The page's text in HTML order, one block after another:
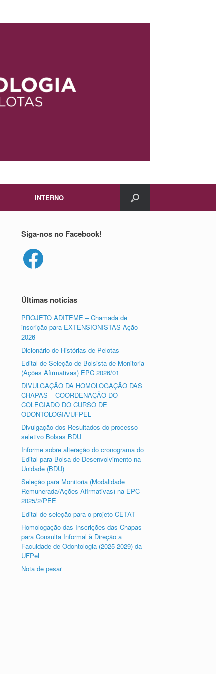
INTERNO
Siga-nos no Facebook!
Facebook
Últimas notícias
PROJETO ADITEME – Chamada de
inscrição para EXTENSIONISTAS Ação
2026
Dicionário de Histórias de Pelotas
Edital de Seleção de Bolsista de Monitoria
(Ações Afirmativas) EPC 2026/01
DIVULGAÇÃO DA HOMOLOGAÇÃO DAS
CHAPAS – COORDENAÇÃO DO
COLEGIADO DO CURSO DE
ODONTOLOGIA/UFPEL
Divulgação dos Resultados do processo
seletivo Bolsas BDU
Informe sobre alteração do cronograma do
Edital para Bolsa de Desenvolvimento na
Unidade (BDU)
Seleção para Monitoria (Modalidade
Remunerada/Ações Afirmativas) na EPC
2025/2/PEE
Edital de seleção para o projeto CETAT
Homologação das Inscrições das Chapas
para Consulta Informal à Direção a
Faculdade de Odontologia (2025-2029) da
UFPel
Nota de pesar